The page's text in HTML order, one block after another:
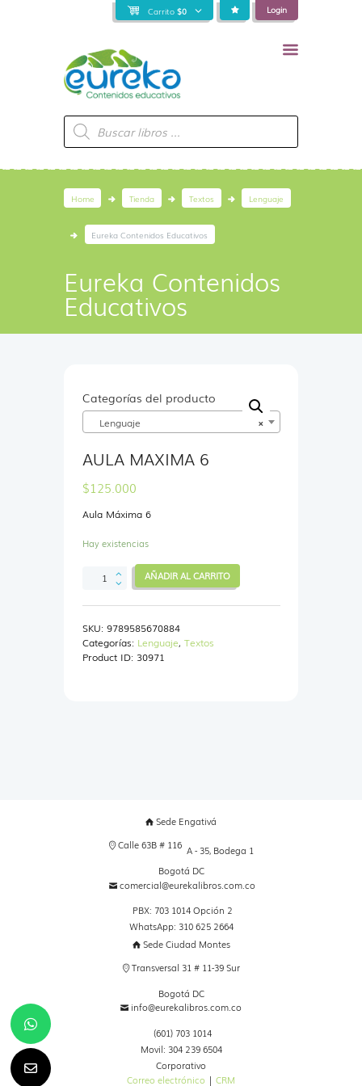
Carrito $0 Login
Búsqueda
de
productos
Home Tienda Textos Lenguaje
Eureka Contenidos Educativos
Eureka Contenidos
Educativos
Categorías del producto
×
Lenguaje
AULA MAXIMA 6
$125.000
Aula Máxima 6
Hay existencias
AULA
MAXIMA
6
AÑADIR AL CARRITO
SKU: 9789585670884
Categorías: Lenguaje, Textos
Product ID: 30971
Sede Engativá
Calle 63B # 116 A - 35, Bodega 1
Bogotá DC
comercial@eurekalibros.com.co
PBX: 703 1014 Opción 2
WhatsApp: 310 625 2664
Sede Ciudad Montes
Transversal 31 # 11-39 Sur
Bogotá DC
info@eurekalibros.com.co
(601) 703 1014
Movil: 304 239 6504
Corporativo
Correo electrónico | CRM